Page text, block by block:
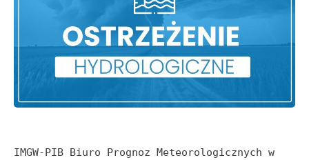
IMGW-PIB Biuro Prognoz Meteorologicznych w